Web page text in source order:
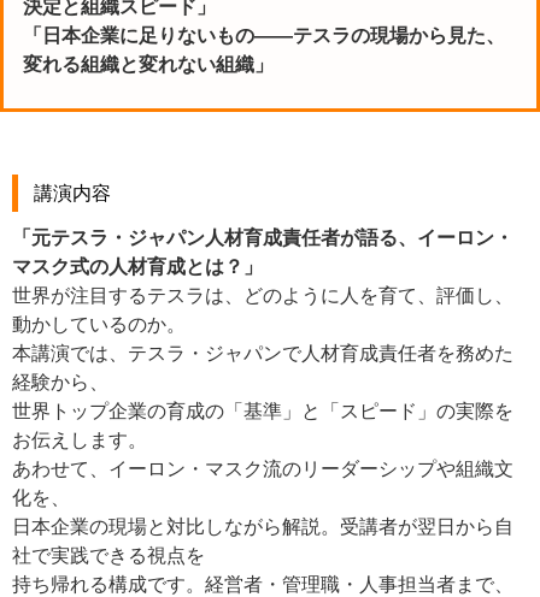
決定と組織スピード」
「日本企業に足りないもの――テスラの現場から見た、
変れる組織と変れない組織」
講演内容
「元テスラ・ジャパン人材育成責任者が語る、イーロン・
マスク式の人材育成とは？」
世界が注目するテスラは、どのように人を育て、評価し、
動かしているのか。
本講演では、テスラ・ジャパンで人材育成責任者を務めた
経験から、
世界トップ企業の育成の「基準」と「スピード」の実際を
お伝えします。
あわせて、イーロン・マスク流のリーダーシップや組織文
化を、
日本企業の現場と対比しながら解説。受講者が翌日から自
社で実践できる視点を
持ち帰れる構成です。経営者・管理職・人事担当者まで、